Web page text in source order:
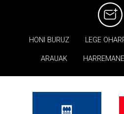
HONI BURUZ LEGE
ARAUAK